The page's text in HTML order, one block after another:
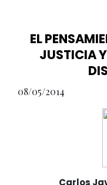
EL
JUSTICIA Y
08/05/2014
Carlos